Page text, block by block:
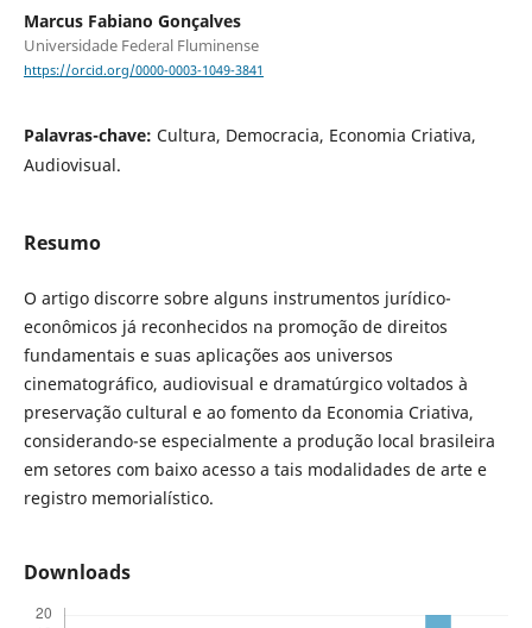
Marcus Fabiano Gonçalves
Universidade Federal Fluminense
https://orcid.org/0000-0003-1049-3841
Palavras-chave: Cultura, Democracia, Economia Criativa,
Audiovisual.
Resumo
O artigo discorre sobre alguns instrumentos jurídico-
econômicos já reconhecidos na promoção de direitos
fundamentais e suas aplicações aos universos
cinematográfico, audiovisual e dramatúrgico voltados à
preservação cultural e ao fomento da Economia Criativa,
considerando-se especialmente a produção local brasileira
em setores com baixo acesso a tais modalidades de arte e
registro memorialístico.
Downloads